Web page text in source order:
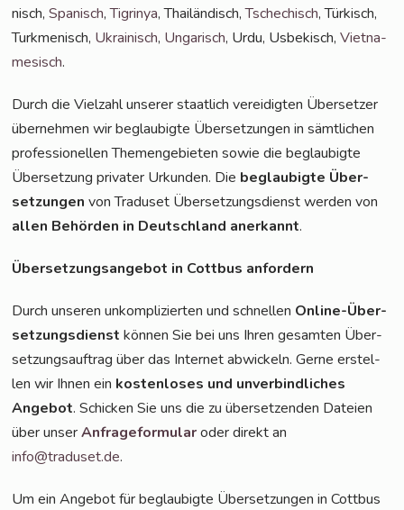
nisch,Spa­nisch,Tig­ri­nya, Thai­län­disch,Tsche­chisch, Tür­kisch,
Turk­me­ni­sch, Ukrai­nisch, Unga­risch, Urdu, Usbe­kisch,Viet­na­
me­sisch.
Durch die Viel­zahl unse­rer staat­lich ver­ei­dig­ten Über­set­zer
über­neh­men wir beglau­big­te Über­set­zun­gen in sämt­li­chen
pro­fes­sio­nel­len The­men­ge­bie­ten sowie die beglau­big­te
Über­set­zung pri­va­ter Urkun­den. Die beglau­big­te Über­
set­zun­gen von Tra­du­set Über­set­zungs­dienst wer­den von
allen Behör­den in Deutsch­land aner­kannt.
Über­set­zungs­an­ge­bot in Cott­bus anfordern
Durch unse­ren unkom­pli­zier­ten und schnel­len Online-Über­
set­zungs­dienst kön­nen Sie bei uns Ihren gesam­ten Über­
set­zungs­auf­trag über das Inter­net abwi­ckeln. Ger­ne erstel­
len wir Ihnen ein kos­ten­lo­ses und unver­bind­li­ches
Ange­bot. Schi­cken Sie uns die zu über­set­zen­den Datei­en
über unserAnfra­ge­for­mu­laroder direkt an
info@traduset.de.
Um ein Ange­bot für beglau­big­te Über­set­zun­gen in Cott­bus